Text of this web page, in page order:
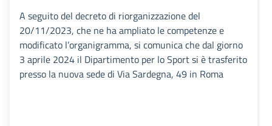
A seguito del decreto di riorganizzazione del
20/11/2023, che ne ha ampliato le competenze e
modificato l’organigramma, si comunica che dal giorno
3 aprile 2024 il Dipartimento per lo Sport si è trasferito
presso la nuova sede di Via Sardegna, 49 in Roma